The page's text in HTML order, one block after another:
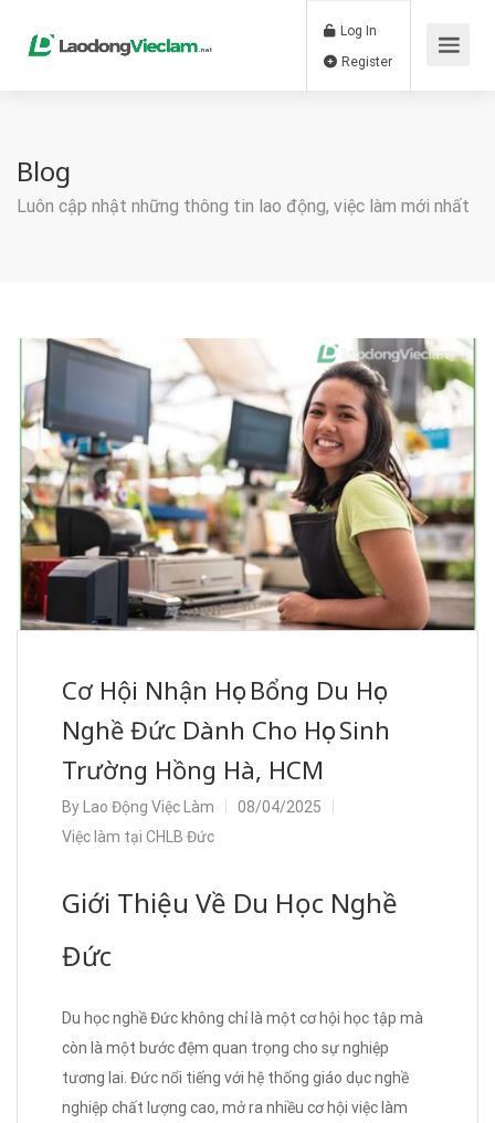
Log In
Blog
Luôn cập nhật những thông tin lao động, việc làm mới nhất
Cơ Hội Nhận Học Bổng Du Học
Nghề Đức Dành Cho Học Sinh
Trường Hồng Hà, HCM
By Lao Động Việc Làm
08/04/2025
Việc làm tại CHLB Đức
Giới Thiệu Về Du Học Nghề
Đức
Du học nghề Đức không chỉ là một cơ hội học tập mà
còn là một bước đệm quan trọng cho sự nghiệp
tương lai. Đức nổi tiếng với hệ thống giáo dục nghề
nghiệp chất lượng cao, mở ra nhiều cơ hội việc làm